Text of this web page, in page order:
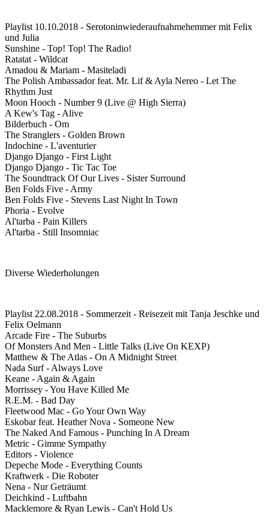
Playlist 10.10.2018 - Serotoninwiederaufnahmehemmer mit Felix
und Julia
Sunshine - Top! Top! The Radio!
Ratatat - Wildcat
Amadou & Mariam - Masiteladi
The Polish Ambassador feat. Mr. Lif & Ayla Nereo - Let The
Rhythm Just
Moon Hooch - Number 9 (Live @ High Sierra)
A Kew's Tag - Alive
Bilderbuch - Om
The Stranglers - Golden Brown
Indochine - L'aventurier
Django Django - First Light
Django Django - Tic Tac Toe
The Soundtrack Of Our Lives - Sister Surround
Ben Folds Five - Army
Ben Folds Five - Stevens Last Night In Town
Phoria - Evolve
Al'tarba - Pain Killers
Al'tarba - Still Insomniac
Diverse Wiederholungen
Playlist 22.08.2018 - Sommerzeit - Reisezeit mit Tanja Jeschke und
Felix Oelmann
Arcade Fire - The Suburbs
Of Monsters And Men - Little Talks (Live On KEXP)
Matthew & The Atlas - On A Midnight Street
Nada Surf - Always Love
Keane - Again & Again
Morrissey - You Have Killed Me
R.E.M. - Bad Day
Fleetwood Mac - Go Your Own Way
Eskobar feat. Heather Nova - Someone New
The Naked And Famous - Punching In A Dream
Metric - Gimme Sympathy
Editors - Violence
Depeche Mode - Everything Counts
Kraftwerk - Die Roboter
Nena - Nur Geträumt
Deichkind - Luftbahn
Macklemore & Ryan Lewis - Can't Hold Us